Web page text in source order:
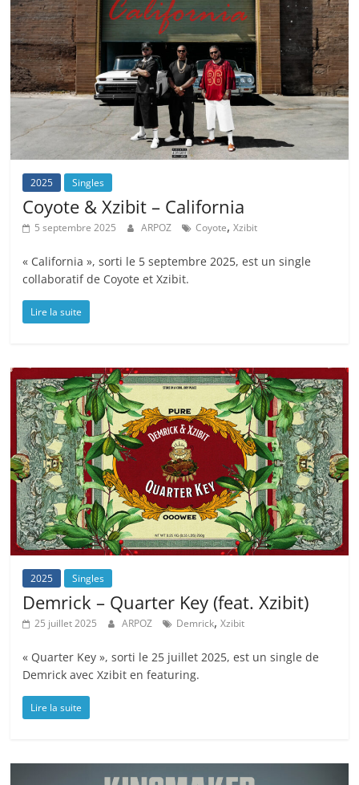
2025 Singles
Coyote & Xzibit – California
5 septembre 2025 ARPOZ Coyote,Xzibit
« California », sorti le 5 septembre 2025, est un single
collaboratif de Coyote et Xzibit.
Lire la suite
2025 Singles
Demrick – Quarter Key (feat. Xzibit)
25 juillet 2025 ARPOZ Demrick,Xzibit
« Quarter Key », sorti le 25 juillet 2025, est un single de
Demrick avec Xzibit en featuring.
Lire la suite